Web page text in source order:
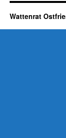
Wattenrat